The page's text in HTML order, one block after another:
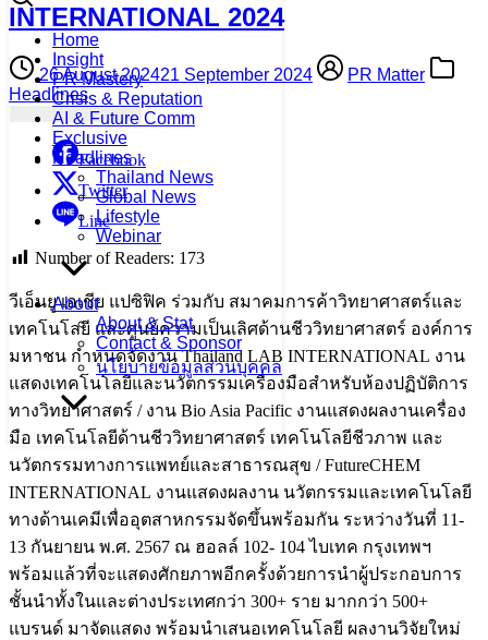
Home
Insight
PR Mastery
Crisis & Reputation
AI & Future Comm
Exclusive
Headlines
Thailand News
Global News
Lifestyle
Webinar
About
About & Stat
Contact & Sponsor
นโยบายข้อมูลส่วนบุคคล
INTERNATIONAL 2024
26 August 202421 September 2024
PR Matter
Headlines
Facebook
Twitter
Line
Number of Readers: 173
วีเอ็นยู เอเชีย แปซิฟิค ร่วมกับ สมาคมการค้าวิทยาศาสตร์และ
เทคโนโลยี และศูนย์ความเป็นเลิศด้านชีววิทยาศาสตร์ องค์การ
มหาชน กำหนดจัดงาน Thailand LAB INTERNATIONAL งาน
แสดงเทคโนโลยีและนวัตกรรมเครื่องมือสำหรับห้องปฏิบัติการ
ทางวิทยาศาสตร์ / งาน Bio Asia Pacific งานแสดงผลงานเครื่อง
มือ เทคโนโลยีด้านชีววิทยาศาสตร์ เทคโนโลยีชีวภาพ และ
นวัตกรรมทางการแพทย์และสาธารณสุข / FutureCHEM
INTERNATIONAL งานแสดงผลงาน นวัตกรรมและเทคโนโลยี
ทางด้านเคมีเพื่ออุตสาหกรรมจัดขึ้นพร้อมกัน ระหว่างวันที่ 11-
13 กันยายน พ.ศ. 2567 ณ ฮอลล์ 102- 104 ไบเทค กรุงเทพฯ
พร้อมแล้วที่จะแสดงศักยภาพอีกครั้งด้วยการนำผู้ประกอบการ
ชั้นนำทั้งในและต่างประเทศกว่า 300+ ราย มากกว่า 500+
แบรนด์ มาจัดแสดง พร้อมนำเสนอเทคโนโลยี ผลงานวิจัยใหม่